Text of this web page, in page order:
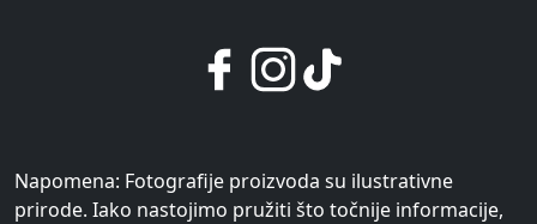
Napomena: Fotografije proizvoda su ilustrativne
prirode. Iako nastojimo pružiti što točnije informacije,